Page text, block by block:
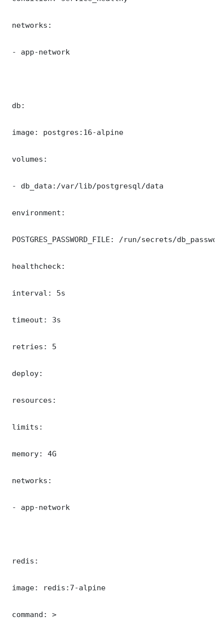
networks:
- app-network
db:
image: postgres:16-alpine
volumes:
- db_data:/var/lib/postgresql/data
environment:
POSTGRES_PASSWORD_FILE: /run/secrets/
healthcheck:
interval: 5s
timeout: 3s
retries: 5
deploy:
resources:
limits:
memory: 4G
networks:
- app-network
redis:
image: redis:7-alpine
command: >